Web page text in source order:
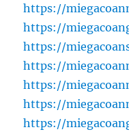
https://
https://
https://
https://
https://
https://
https://